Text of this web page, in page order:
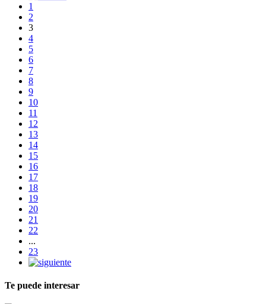
1
2
3
4
5
6
7
8
9
10
11
12
13
14
15
16
17
18
19
20
21
22
...
23
Te puede interesar